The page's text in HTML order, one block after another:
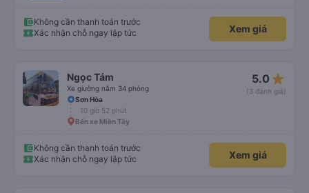
.và 1 trạm. Dùng cho mn ăn ún. Dù 2 trạm dùng ở cây xăng để xe nộp nhiên
liệu và cho mn đi wc nhưng nhà wc của cây xăng nhà xe này dùng rất chi là
sạch sẽ. Hk có mùi khó chiệu như những trạm khác. Mà hình như nhà xe này
phát triển mạnh hơn🥰
Không cần thanh toán trước
Xác nhận chỗ ngay lập tức
Xem giá
Ngọc Tám
Xe giường nằm 34 phòng
5.0 star_rate
(3 đánh giá)
Sơn Hòa
10 giờ 52 phút
Bến xe Miền Tây
Không cần thanh toán trước
Xác nhận chỗ ngay lập tức
Xem giá